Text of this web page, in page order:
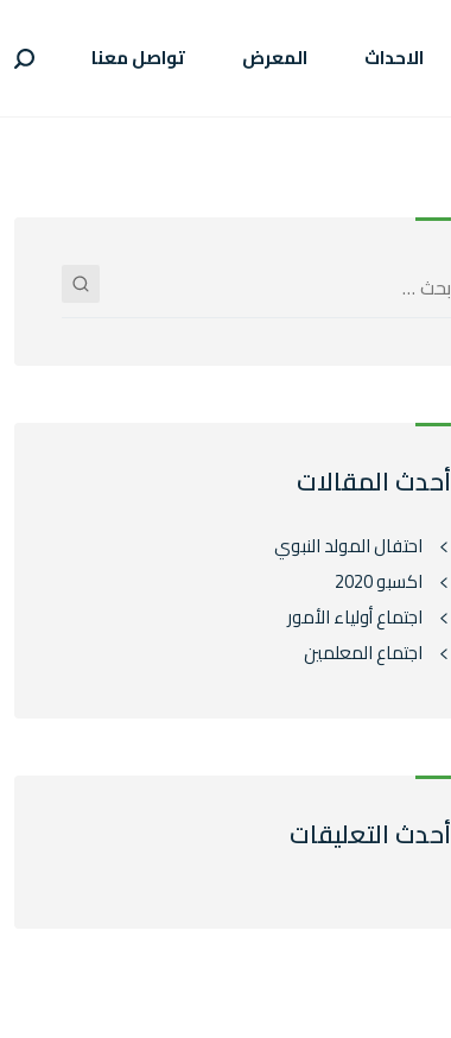
الاحداث المعرض تواصل معنا
أحدث المقالات
احتفال المولد النبوي
اكسبو 2020
اجتماع أولياء الأمور
اجتماع المعلمين
أحدث التعليقات